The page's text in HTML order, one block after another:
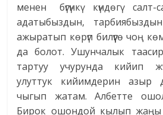
менен бүгүнкү күндөгү
адатыбыздын,
ажыратып көрүп билүүгө чоң
да болот. Ушунчалык
тартуу учурунда кийип
улуттук кийимдерин азыр
чыгып жатам. Албетте
Бирок ошондой кылып жаңы